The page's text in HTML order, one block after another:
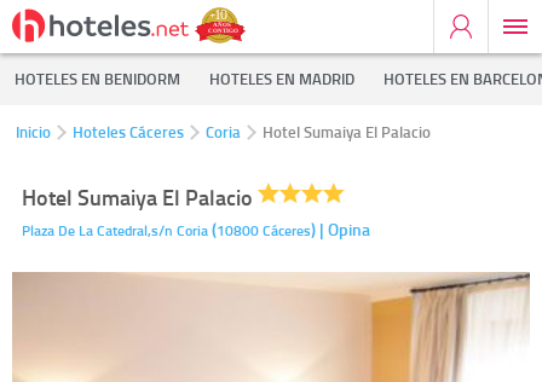
HOTELES EN BENIDORM HOTELES EN MADRID HOTELES EN
Inicio Hoteles Cáceres Coria Hotel Sumaiya El Palacio
Hotel Sumaiya El Palacio
Plaza De La Catedral,s/n Coria(10800Cáceres) | Opina